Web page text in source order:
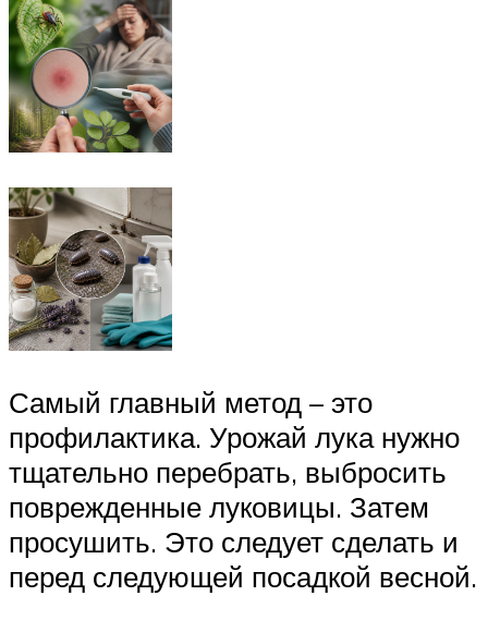
Самый главный метод – это
профилактика. Урожай лука нужно
тщательно перебрать, выбросить
поврежденные луковицы. Затем
просушить. Это следует сделать и
перед следующей посадкой весной.